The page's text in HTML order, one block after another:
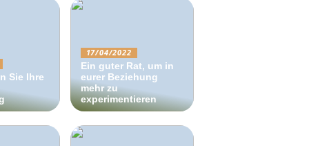
Sie Ihre
17/04/2022
Ein guter Rat, um in
eurer Beziehung
mehr zu
experimentieren